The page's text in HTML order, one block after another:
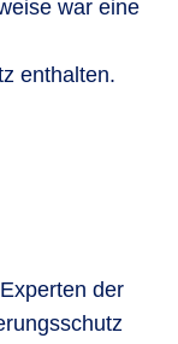
war eine
enthalten.
der